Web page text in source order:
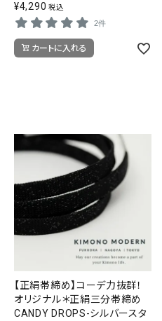
¥4,290 税込
2件
カートに入れる
【正絹帯締め】コーデ力抜群！
オリジナル＊正絹三分帯締め
CANDY DROPS-シルバースタ